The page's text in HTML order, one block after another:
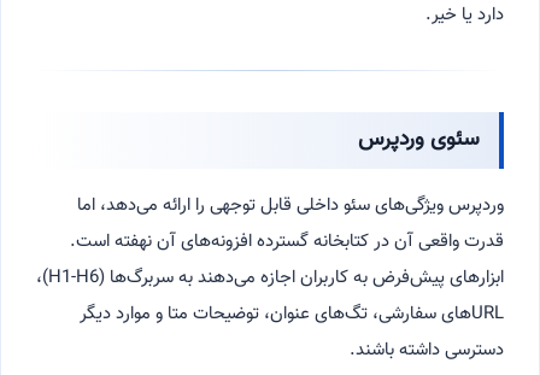
دارد یا خیر.
سئوی وردپرس
وردپرس ویژگی‌های سئو داخلی قابل توجهی را ارائه می‌دهد، اما
قدرت واقعی آن در کتابخانه گسترده افزونه‌های آن نهفته است.
ابزارهای پیش‌فرض به کاربران اجازه می‌دهند به سربرگ‌ها (H1-H6)،
URLهای سفارشی، تگ‌های عنوان، توضیحات متا و موارد دیگر
دسترسی داشته باشند.